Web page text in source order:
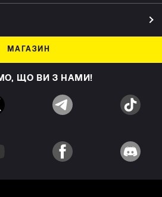
МАГАЗИН
ЩО ВИ З НАМИ!